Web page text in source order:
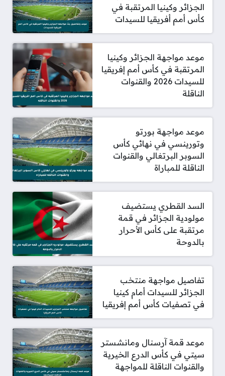
الجزائر وكينيا المرتقبة في
كأس أمم أفريقيا للسيدات
موعد مواجهة الجزائر وكينيا
المرتقبة في كأس أمم إفريقيا
للسيدات 2026 والقنوات
الناقلة
موعد مواجهة بورتو
وتورينسي في نهائي كأس
السوبر البرتغالي والقنوات
الناقلة للمباراة
السد القطري يستضيف
مولودية الجزائر في قمة
مرتقبة على كأس الأحرار
بالدوحة
تفاصيل مواجهة منتخب
الجزائر للسيدات أمام كينيا
في تصفيات كأس أمم إفريقيا
موعد قمة آرسنال ومانشستر
سيتي في كأس الدرع الخيرية
والقنوات الناقلة للمواجهة